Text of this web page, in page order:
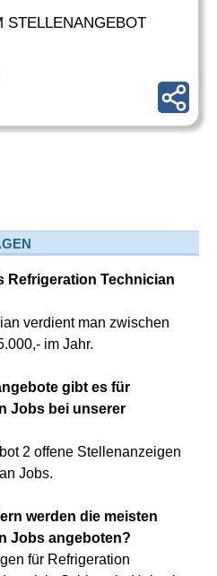
STELLENANGEBOT
Refrigeration Technician
verdient man zwischen
im Jahr.
gibt es für
Jobs bei unserer
2 offene Stellenanzeigen
Jobs.
werden die meisten
Jobs angeboten?
für Refrigeration